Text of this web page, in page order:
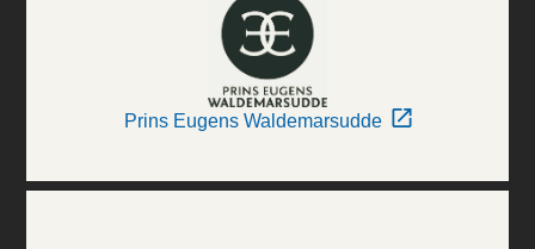
Prins Eugens Waldemarsudde